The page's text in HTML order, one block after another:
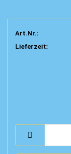
Art.Nr.:
Lieferzeit: